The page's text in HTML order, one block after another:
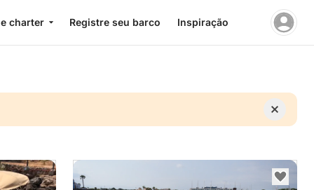
charter Registre seu barco Inspiração